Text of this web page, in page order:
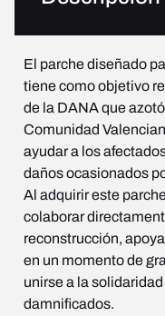
El parche diseñado
tiene como objetivo
de la DANA que
Comunidad
ayudar a los
daños ocasionados
Al adquirir este
colaborar
reconstrucción,
en un momento de
unirse a la
damnificados.